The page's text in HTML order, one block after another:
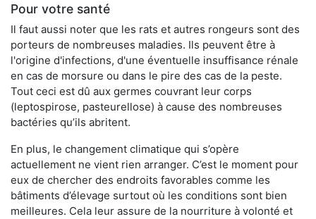
Pour votre santé
Il faut aussi noter que les rats et autres rongeurs sont des
porteurs de nombreuses maladies. Ils peuvent être à
l'origine d'infections, d'une éventuelle insuffisance rénale
en cas de morsure ou dans le pire des cas de la peste.
Tout ceci est dû aux germes couvrant leur corps
(leptospirose, pasteurellose) à cause des nombreuses
bactéries qu’ils abritent.
En plus, le changement climatique qui s’opère
actuellement ne vient rien arranger. C’est le moment pour
eux de chercher des endroits favorables comme les
bâtiments d’élevage surtout où les conditions sont bien
meilleures. Cela leur assure de la nourriture à volonté et